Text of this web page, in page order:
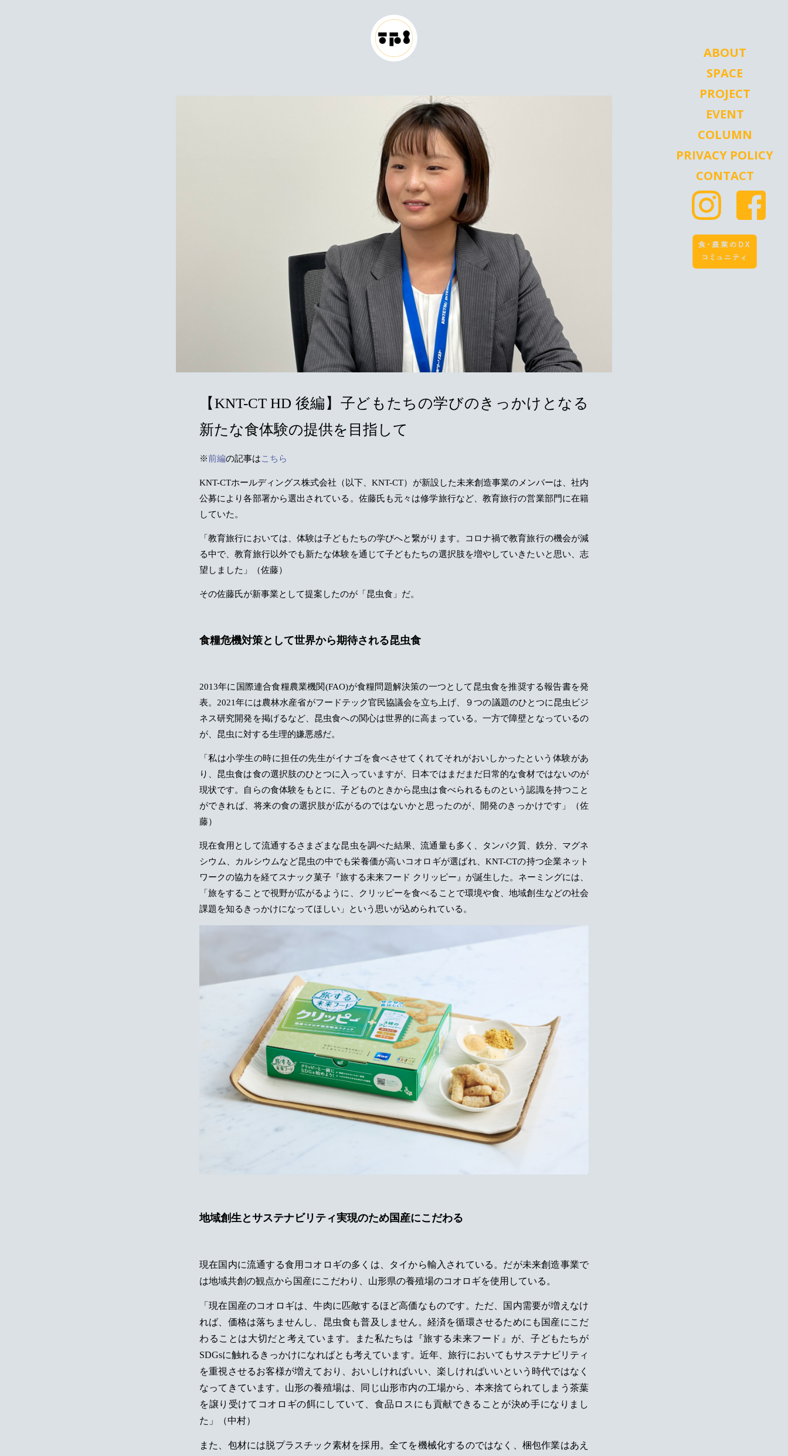
ABOUT
SPACE
PROJECT
EVENT
COLUMN
PRIVACY POLICY
CONTACT
【KNT-CT HD 後編】子どもたちの学びのきっかけとなる
新たな食体験の提供を目指して
※前編の記事はこちら
KNT-CTホールディングス株式会社（以下、KNT-CT）が新設した未来創造事業のメンバーは、社内
公募により各部署から選出されている。佐藤氏も元々は修学旅行など、教育旅行の営業部門に在籍
していた。
「教育旅行においては、体験は子どもたちの学びへと繋がります。コロナ禍で教育旅行の機会が減
る中で、教育旅行以外でも新たな体験を通じて子どもたちの選択肢を増やしていきたいと思い、志
望しました」（佐藤）
その佐藤氏が新事業として提案したのが「昆虫食」だ。
食糧危機対策として世界から期待される昆虫食
2013年に国際連合食糧農業機関(FAO)が食糧問題解決策の一つとして昆虫食を推奨する報告書を発
表。2021年には農林水産省がフードテック官民協議会を立ち上げ、９つの議題のひとつに昆虫ビジ
ネス研究開発を掲げるなど、昆虫食への関心は世界的に高まっている。一方で障壁となっているの
が、昆虫に対する生理的嫌悪感だ。
「私は小学生の時に担任の先生がイナゴを食べさせてくれてそれがおいしかったという体験があ
り、昆虫食は食の選択肢のひとつに入っていますが、日本ではまだまだ日常的な食材ではないのが
現状です。自らの食体験をもとに、子どものときから昆虫は食べられるものという認識を持つこと
ができれば、将来の食の選択肢が広がるのではないかと思ったのが、開発のきっかけです」（佐
藤）
現在食用として流通するさまざまな昆虫を調べた結果、流通量も多く、タンパク質、鉄分、マグネ
シウム、カルシウムなど昆虫の中でも栄養価が高いコオロギが選ばれ、KNT-CTの持つ企業ネット
ワークの協力を経てスナック菓子『旅する未来フード クリッピー』が誕生した。ネーミングには、
「旅をすることで視野が広がるように、クリッピーを食べることで環境や食、地域創生などの社会
課題を知るきっかけになってほしい」という思いが込められている。
地域創生とサステナビリティ実現のため国産にこだわる
現在国内に流通する食用コオロギの多くは、タイから輸入されている。だが未来創造事業で
は地域共創の観点から国産にこだわり、山形県の養殖場のコオロギを使用している。
「現在国産のコオロギは、牛肉に匹敵するほど高価なものです。ただ、国内需要が増えなけ
れば、価格は落ちませんし、昆虫食も普及しません。経済を循環させるためにも国産にこだ
わることは大切だと考えています。また私たちは『旅する未来フード』が、子どもたちが
SDGsに触れるきっかけになればとも考えています。近年、旅行においてもサステナビリティ
を重視させるお客様が増えており、おいしければいい、楽しければいいという時代ではなく
なってきています。山形の養殖場は、同じ山形市内の工場から、本来捨てられてしまう茶葉
を譲り受けてコオロギの餌にしていて、食品ロスにも貢献できることが決め手になりまし
た」（中村）
また、包材には脱プラスチック素材を採用。全てを機械化するのではなく、梱包作業はあえ